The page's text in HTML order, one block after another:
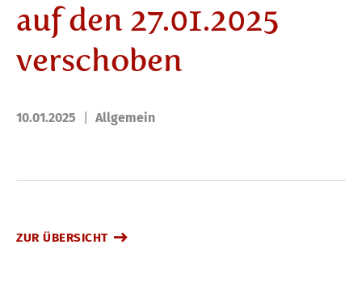
auf den 27.01.2025
verschoben
10.01.2025 Allgemein
ZUR ÜBERSICHT